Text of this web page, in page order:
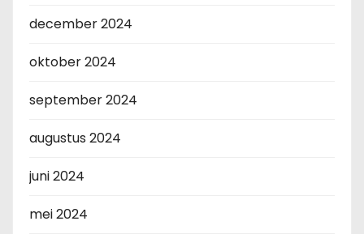
december 2024
oktober 2024
september 2024
augustus 2024
juni 2024
mei 2024